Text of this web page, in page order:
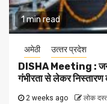
1 min read
अमेठी उत्‍तर प्रदेश
DISHA Meeting :
गंभीरता से लेकर
2 weeks ago लोक